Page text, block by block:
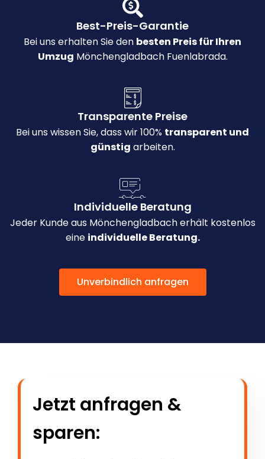
Best-Preis-Garantie
Bei uns erhalten Sie den besten Preis für Ihren
Umzug Mönchengladbach Fuenlabrada.
Transparente Preise
Bei uns wissen Sie, dass wir 100% transparent und
günstig arbeiten.
Individuelle Beratung
Jeder Kunde aus Mönchengladbach erhält kostenlos
eine individuelle Beratung.
Unverbindlich anfragen
Jetzt anfragen &
sparen: